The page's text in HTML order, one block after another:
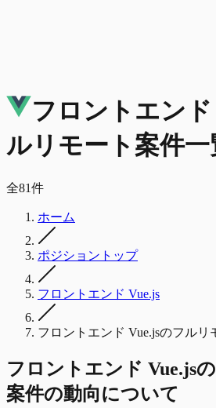
フロントエンド
ルリモート 案件一
全81件
ホーム
ポジショントップ
フロントエンド Vue.js
フロントエンド Vue.jsのフルリ
フロントエンド Vue.jsの
案件の動向について